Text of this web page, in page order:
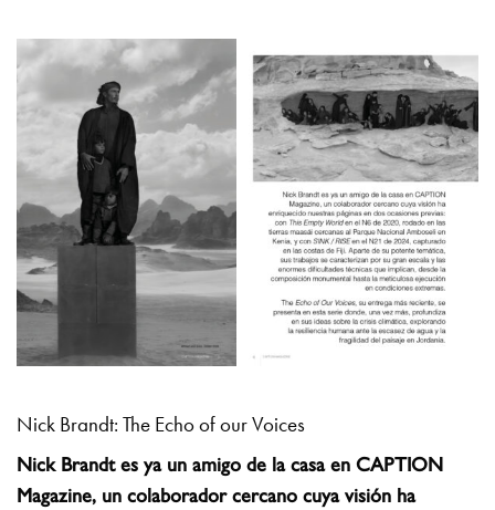
Nick Brandt: The Echo of our Voices
Nick Brandt es ya un amigo de la casa en CAPTION
Magazine, un colaborador cercano cuya visión ha